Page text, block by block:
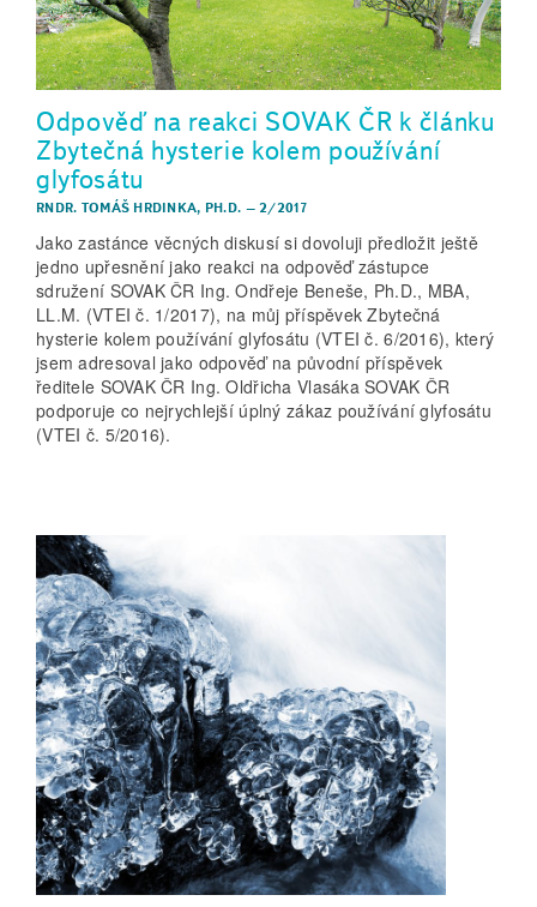
Odpověď na reakci SOVAK ČR k článku
Zbytečná hysterie kolem používání
glyfosátu
RNDR. TOMÁŠ HRDINKA, PH.D. –2/2017
Jako zastánce věcných diskusí si dovoluji předložit ještě
jedno upřesnění jako reakci na odpověď zástupce
sdružení SOVAK ČR Ing. Ondřeje Beneše, Ph.D., MBA,
LL.M. (VTEI č. 1/2017), na můj příspěvek Zbytečná
hysterie kolem používání glyfosátu (VTEI č. 6/2016), který
jsem adresoval jako odpověď na původní příspěvek
ředitele SOVAK ČR Ing. Oldřicha Vlasáka SOVAK ČR
podporuje co nejrychlejší úplný zákaz používání glyfosátu
(VTEI č. 5/2016).